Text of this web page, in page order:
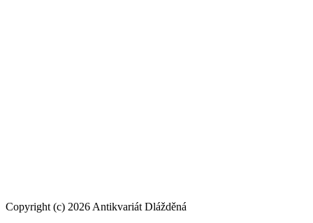
Copyright (c) 2026 Antikvariát Dlážděná